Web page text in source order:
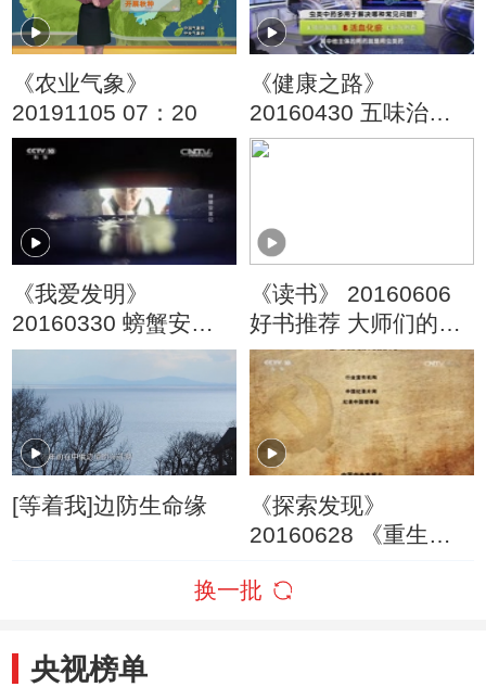
《农业气象》
20191105 07：20
《健康之路》
20160430 五味治病
也致病（二）
《我爱发明》
20160330 螃蟹安家
记
《读书》 20160606
好书推荐 大师们的传
记
[等着我]边防生命缘
《探索发现》
20160628 《重生》
换一批
央视榜单